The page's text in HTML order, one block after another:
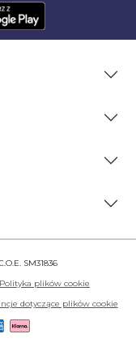
SM31836
Polityka plików cookie
dotyczące plików cookie